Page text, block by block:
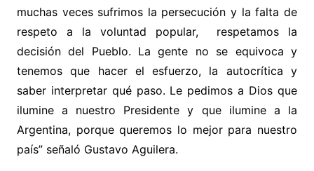
muchas veces sufrimos la persecución y la falta de
respeto a la voluntad popular, respetamos la
decisión del Pueblo. La gente no se equivoca y
tenemos que hacer el esfuerzo, la autocrítica y
saber interpretar qué paso. Le pedimos a Dios que
ilumine a nuestro Presidente y que ilumine a la
Argentina, porque queremos lo mejor para nuestro
país” señaló Gustavo Aguilera.